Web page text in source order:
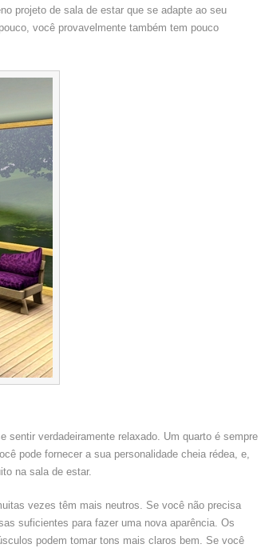
projeto de sala de estar que se adapte ao seu
você provavelmente também tem pouco
sentir verdadeiramente relaxado. Um quarto é sempre
pode fornecer a sua personalidade cheia rédea, e,
na sala de estar.
vezes têm mais neutros. Se você não precisa
suficientes para fazer uma nova aparência. Os
podem tomar tons mais claros bem. Se você